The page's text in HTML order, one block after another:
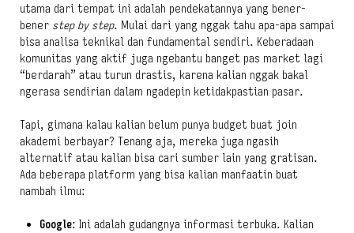
utama dari tempat ini adalah pendekatannya yang bener-
bener step by step. Mulai dari yang nggak tahu apa-apa sampai
bisa analisa teknikal dan fundamental sendiri. Keberadaan
komunitas yang aktif juga ngebantu banget pas market lagi
“berdarah” atau turun drastis, karena kalian nggak bakal
ngerasa sendirian dalam ngadepin ketidakpastian pasar.
Tapi, gimana kalau kalian belum punya budget buat join
akademi berbayar? Tenang aja, mereka juga ngasih
alternatif atau kalian bisa cari sumber lain yang gratisan.
Ada beberapa platform yang bisa kalian manfaatin buat
nambah ilmu:
Google: Ini adalah gudangnya informasi terbuka. Kalian